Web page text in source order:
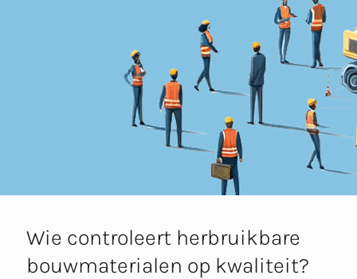
Wie controleert herbruikbare
bouwmaterialen op kwaliteit?